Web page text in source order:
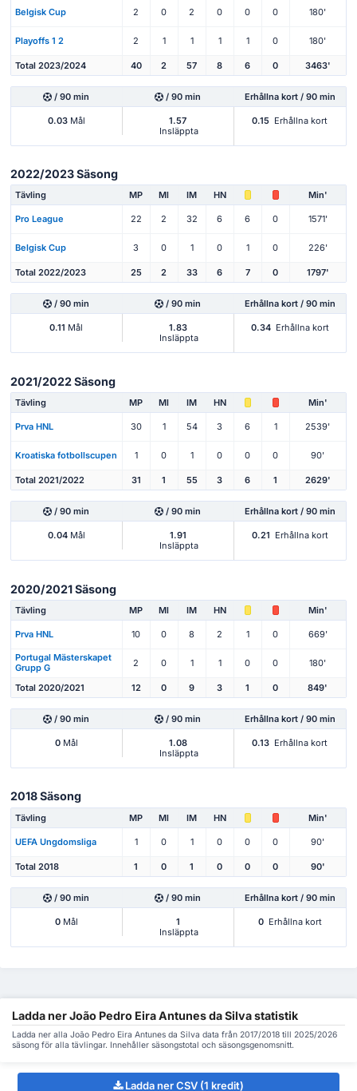
Belgisk Cup 2 0 2 0 0 0 180'
Playoffs 1 2 2 1 1 1 1 0 180'
Total 2023/2024 40 2 57 8 6 0 3463'
/ 90 min / 90 min Erhållna kort / 90 min
0.03Mål
1.57
Insläppta
0.15 Erhållna kort
2022/2023 Säsong
Tävling MP Ml IM HN Min'
Pro League 22 2 32 6 6 0 1571'
Belgisk Cup 3 0 1 0 1 0 226'
Total 2022/2023 25 2 33 6 7 0 1797'
/ 90 min / 90 min Erhållna kort / 90 min
0.11 Mål
1.83
Insläppta
0.34 Erhållna kort
2021/2022 Säsong
Tävling MP Ml IM HN Min'
Prva HNL 30 1 54 3 6 1 2539'
Kroatiska fotbollscupen 1 0 1 0 0 0 90'
Total 2021/2022 31 1 55 3 6 1 2629'
/ 90 min / 90 min Erhållna kort / 90 min
0.04Mål
1.91
Insläppta
0.21 Erhållna kort
2020/2021 Säsong
Tävling MP Ml IM HN Min'
Prva HNL 10 0 8 2 1 0 669'
Portugal Mästerskapet
Grupp G
2 0 1 1 0 0 180'
Total 2020/2021 12 0 9 3 1 0 849'
/ 90 min / 90 min Erhållna kort / 90 min
0Mål
1.08
Insläppta
0.13 Erhållna kort
2018 Säsong
Tävling MP Ml IM HN Min'
UEFA Ungdomsliga 1 0 1 0 0 0 90'
Total 2018 1 0 1 0 0 0 90'
/ 90 min / 90 min Erhållna kort / 90 min
0Mål
1
Insläppta
0 Erhållna kort
Ladda ner João Pedro Eira Antunes da Silva statistik
Ladda ner alla João Pedro Eira Antunes da Silva data från 2017/2018 till 2025/2026
säsong för alla tävlingar. Innehåller säsongstotal och säsongsgenomsnitt.
Ladda ner CSV (1 kredit)